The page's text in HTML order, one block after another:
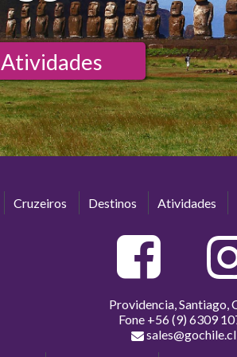
Atividades
Cruzeiros Destinos Atividades
Providencia, Santiago,
Fone +56 (9) 6309
sales@gochile.cl